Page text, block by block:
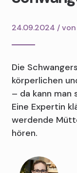
24.09.2024 / von
Die
körperlichen
– da kann
Eine Expertin
werdende
hören.